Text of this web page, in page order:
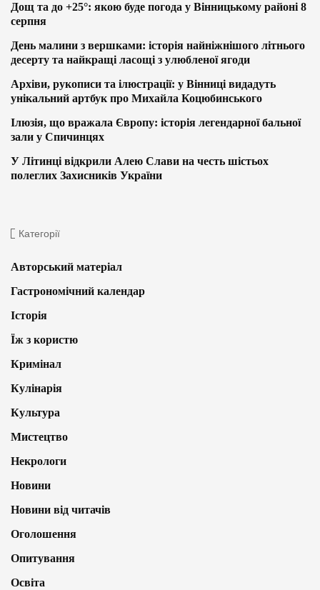
Дощ та до +25°: якою буде погода у Вінницькому районі 8
серпня
День малини з вершками: історія найніжнішого літнього
десерту та найкращі ласощі з улюбленої ягоди
Архіви, рукописи та ілюстрації: у Вінниці видадуть
унікальний артбук про Михайла Коцюбинського
Ілюзія, що вражала Європу: історія легендарної бальної
зали у Спичинцях
У Літинці відкрили Алею Слави на честь шістьох
полеглих Захисників України
Категорії
Авторський матеріал
Гастрономічний календар
Історія
Їж з користю
Кримінал
Кулінарія
Культура
Мистецтво
Некрологи
Новини
Новини від читачів
Оголошення
Опитування
Освіта